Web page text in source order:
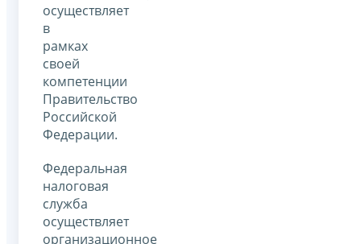
осуществляет
в
рамках
своей
компетенции
Правительство
Российской
Федерации.
Федеральная
налоговая
служба
осуществляет
организационное